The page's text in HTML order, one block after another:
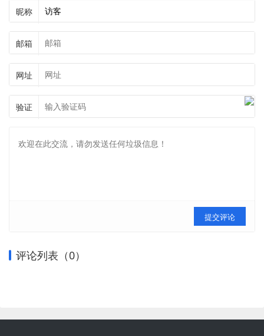
昵称
邮箱
网址
验证
提交评论
评论列表（0）